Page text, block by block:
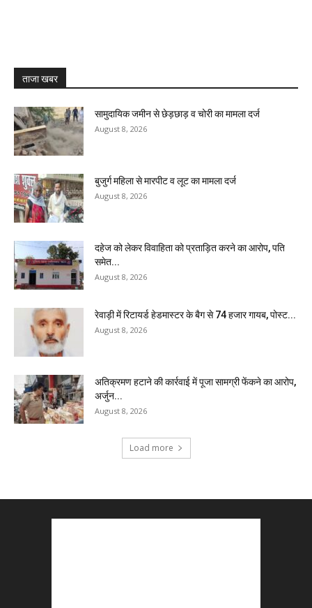
ताजा खबर
सामुदायिक जमीन से छेड़छाड़ व चोरी का मामला दर्ज
August 8, 2026
बुजुर्ग महिला से मारपीट व लूट का मामला दर्ज
August 8, 2026
दहेज को लेकर विवाहिता को प्रताड़ित करने का आरोप, पति
समेत...
August 8, 2026
रेवाड़ी में रिटायर्ड हेडमास्टर के बैग से ₹74 हजार गायब, पोस्ट...
August 8, 2026
अतिक्रमण हटाने की कार्रवाई में पूजा सामग्री फेंकने का आरोप,
अर्जुन...
August 8, 2026
Load more